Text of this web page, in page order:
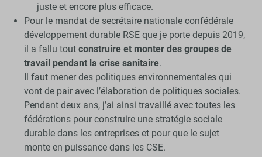
juste et encore plus efficace.
Pour le mandat de secrétaire nationale confédérale
développement durable RSE que je porte depuis 2019,
il a fallu tout construire et monter des groupes de
travail pendant la crise sanitaire.
Il faut mener des politiques environnementales qui
vont de pair avec l’élaboration de politiques sociales.
Pendant deux ans, j’ai ainsi travaillé avec toutes les
fédérations pour construire une stratégie sociale
durable dans les entreprises et pour que le sujet
monte en puissance dans les CSE.